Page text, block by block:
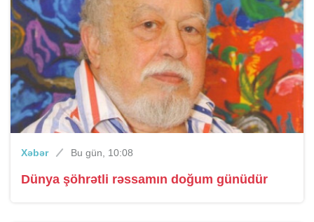
Xəbər Bu gün, 10:08
Dünya şöhrətli rəssamın doğum günüdür